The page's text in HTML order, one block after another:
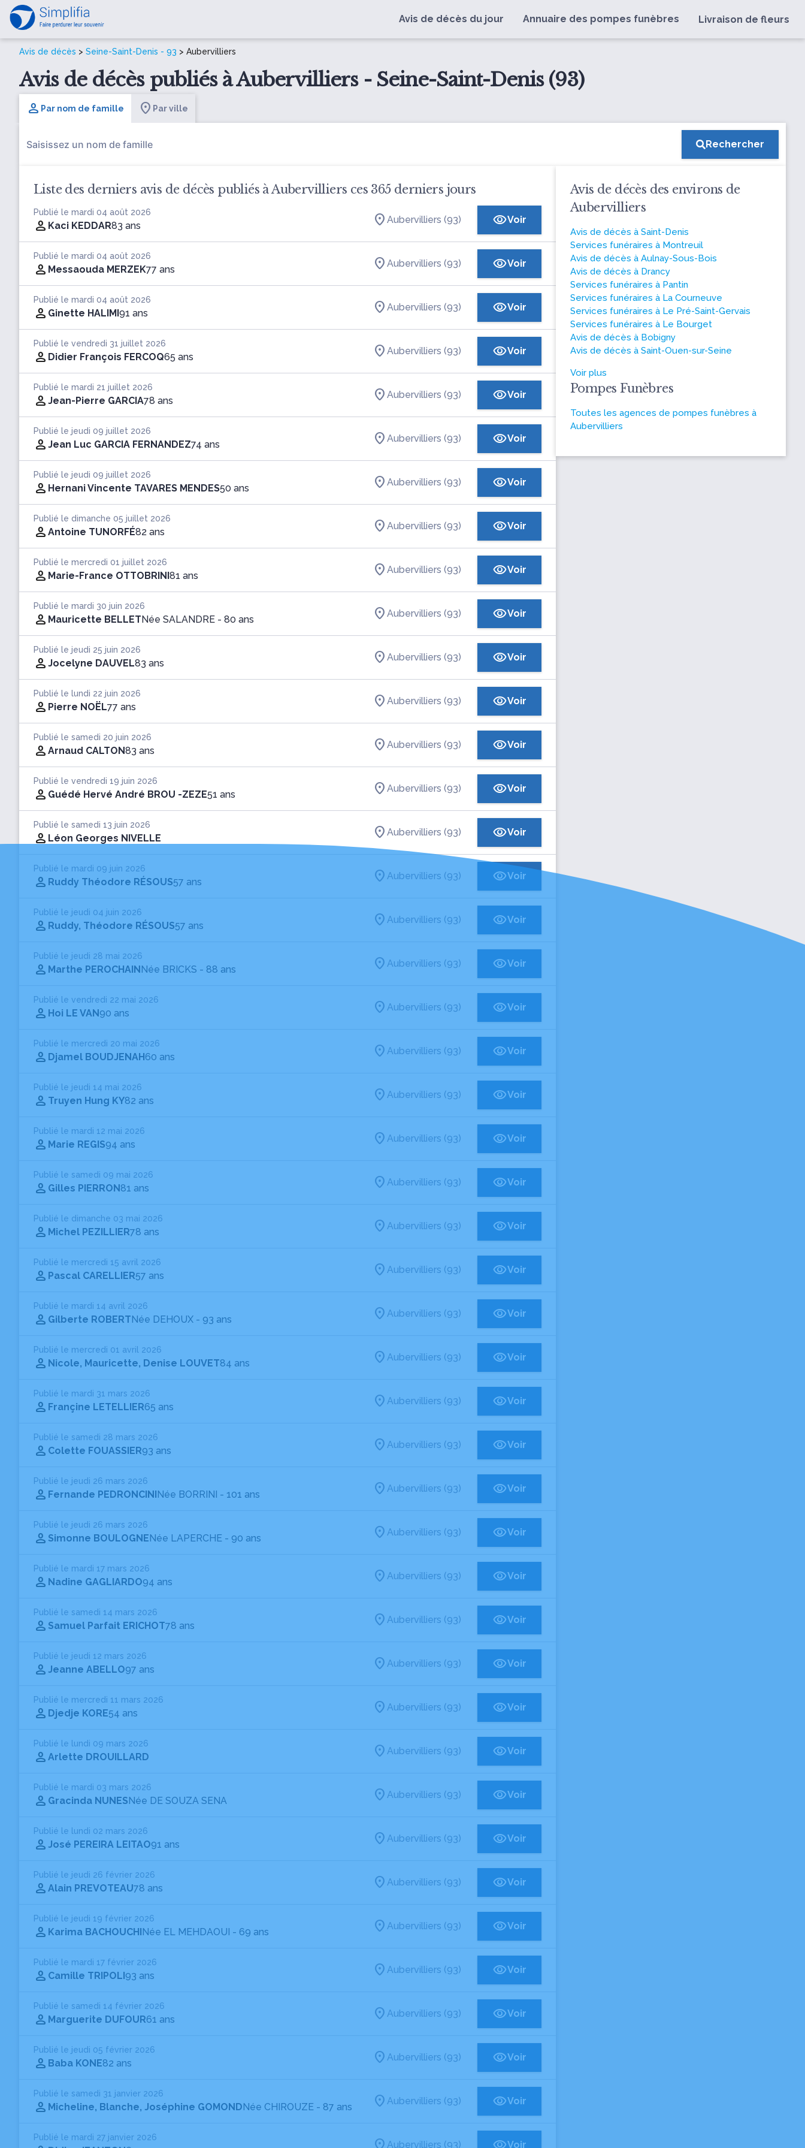
Avis de décès du jour Annuaire des pompes funèbres Livraison de fleurs
Avis de décès > Seine-Saint-Denis - 93 > Aubervilliers
Avis de décès publiés à Aubervilliers - Seine-Saint-Denis (93)
Par nom de famille Par ville
Rechercher
Liste des derniers avis de décès publiés à Aubervilliers ces 365 derniers jours
Publié le mardi 04 août 2026
Kaci KEDDAR83 ans
Aubervilliers (93) Voir
Publié le mardi 04 août 2026
Messaouda MERZEK77 ans
Aubervilliers (93) Voir
Publié le mardi 04 août 2026
Ginette HALIMI91 ans
Aubervilliers (93) Voir
Publié le vendredi 31 juillet 2026
Didier François FERCOQ65 ans
Aubervilliers (93) Voir
Publié le mardi 21 juillet 2026
Jean-Pierre GARCIA78 ans
Aubervilliers (93) Voir
Publié le jeudi 09 juillet 2026
Jean Luc GARCIA FERNANDEZ74 ans
Aubervilliers (93) Voir
Publié le jeudi 09 juillet 2026
Hernani Vincente TAVARES MENDES50 ans
Aubervilliers (93) Voir
Publié le dimanche 05 juillet 2026
Antoine TUNORFÉ82 ans
Aubervilliers (93) Voir
Publié le mercredi 01 juillet 2026
Marie-France OTTOBRINI81 ans
Aubervilliers (93) Voir
Publié le mardi 30 juin 2026
Mauricette BELLETNée SALANDRE - 80 ans
Aubervilliers (93) Voir
Publié le jeudi 25 juin 2026
Jocelyne DAUVEL83 ans
Aubervilliers (93) Voir
Publié le lundi 22 juin 2026
Pierre NOËL77 ans
Aubervilliers (93) Voir
Publié le samedi 20 juin 2026
Arnaud CALTON83 ans
Aubervilliers (93) Voir
Publié le vendredi 19 juin 2026
Guédé Hervé André BROU -ZEZE51 ans
Aubervilliers (93) Voir
Publié le samedi 13 juin 2026
Léon Georges NIVELLE
Aubervilliers (93) Voir
Publié le mardi 09 juin 2026
Ruddy Théodore RÉSOUS57 ans
Aubervilliers (93) Voir
Publié le jeudi 04 juin 2026
Ruddy, Théodore RÉSOUS57 ans
Aubervilliers (93) Voir
Publié le jeudi 28 mai 2026
Marthe PEROCHAINNée BRICKS - 88 ans
Aubervilliers (93) Voir
Publié le vendredi 22 mai 2026
Hoi LE VAN90 ans
Aubervilliers (93) Voir
Publié le mercredi 20 mai 2026
Djamel BOUDJENAH60 ans
Aubervilliers (93) Voir
Publié le jeudi 14 mai 2026
Truyen Hung KY82 ans
Aubervilliers (93) Voir
Publié le mardi 12 mai 2026
Marie REGIS94 ans
Aubervilliers (93) Voir
Publié le samedi 09 mai 2026
Gilles PIERRON81 ans
Aubervilliers (93) Voir
Publié le dimanche 03 mai 2026
Michel PEZILLIER78 ans
Aubervilliers (93) Voir
Publié le mercredi 15 avril 2026
Pascal CARELLIER57 ans
Aubervilliers (93) Voir
Publié le mardi 14 avril 2026
Gilberte ROBERTNée DEHOUX - 93 ans
Aubervilliers (93) Voir
Publié le mercredi 01 avril 2026
Nicole, Mauricette, Denise LOUVET84 ans
Aubervilliers (93) Voir
Publié le mardi 31 mars 2026
Françine LETELLIER65 ans
Aubervilliers (93) Voir
Publié le samedi 28 mars 2026
Colette FOUASSIER93 ans
Aubervilliers (93) Voir
Publié le jeudi 26 mars 2026
Fernande PEDRONCININée BORRINI - 101 ans
Aubervilliers (93) Voir
Publié le jeudi 26 mars 2026
Simonne BOULOGNENée LAPERCHE - 90 ans
Aubervilliers (93) Voir
Publié le mardi 17 mars 2026
Nadine GAGLIARDO94 ans
Aubervilliers (93) Voir
Publié le samedi 14 mars 2026
Samuel Parfait ERICHOT78 ans
Aubervilliers (93) Voir
Publié le jeudi 12 mars 2026
Jeanne ABELLO97 ans
Aubervilliers (93) Voir
Publié le mercredi 11 mars 2026
Djedje KORE54 ans
Aubervilliers (93) Voir
Publié le lundi 09 mars 2026
Arlette DROUILLARD
Aubervilliers (93) Voir
Publié le mardi 03 mars 2026
Gracinda NUNESNée DE SOUZA SENA
Aubervilliers (93) Voir
Publié le lundi 02 mars 2026
José PEREIRA LEITAO91 ans
Aubervilliers (93) Voir
Publié le jeudi 26 février 2026
Alain PREVOTEAU78 ans
Aubervilliers (93) Voir
Publié le jeudi 19 février 2026
Karima BACHOUCHINée EL MEHDAOUI - 69 ans
Aubervilliers (93) Voir
Publié le mardi 17 février 2026
Camille TRIPOLI93 ans
Aubervilliers (93) Voir
Publié le samedi 14 février 2026
Marguerite DUFOUR61 ans
Aubervilliers (93) Voir
Publié le jeudi 05 février 2026
Baba KONE82 ans
Aubervilliers (93) Voir
Publié le samedi 31 janvier 2026
Micheline, Blanche, Joséphine GOMONDNée CHIROUZE - 87 ans
Aubervilliers (93) Voir
Publié le mardi 27 janvier 2026
Aubervilliers (93) Voir
Avis de décès des environs de
Aubervilliers
Avis de décès à Saint-Denis
Services funéraires à Montreuil
Avis de décès à Aulnay-Sous-Bois
Avis de décès à Drancy
Services funéraires à Pantin
Services funéraires à La Courneuve
Services funéraires à Le Pré-Saint-Gervais
Services funéraires à Le Bourget
Avis de décès à Bobigny
Avis de décès à Saint-Ouen-sur-Seine
Voir plus
Pompes Funèbres
Toutes les agences de pompes funèbres à
Aubervilliers